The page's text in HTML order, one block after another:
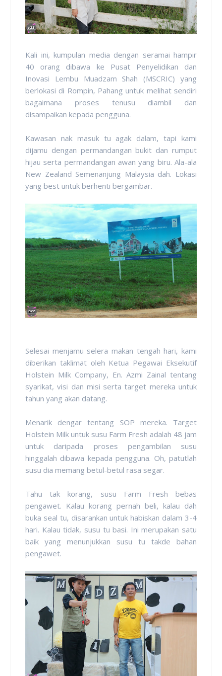
Kali ini, kumpulan media dengan seramai hampir
40 orang dibawa ke Pusat Penyelidikan dan
Inovasi Lembu Muadzam Shah (MSCRIC) yang
berlokasi di Rompin, Pahang untuk melihat sendiri
bagaimana proses tenusu diambil dan
disampaikan kepada pengguna.
Kawasan nak masuk tu agak dalam, tapi kami
dijamu dengan permandangan bukit dan rumput
hijau serta permandangan awan yang biru. Ala-ala
New Zealand Semenanjung Malaysia dah. Lokasi
yang best untuk berhenti bergambar.
Selesai menjamu selera makan tengah hari, kami
diberikan taklimat oleh Ketua Pegawai Eksekutif
Holstein Milk Company, En. Azmi Zainal tentang
syarikat, visi dan misi serta target mereka untuk
tahun yang akan datang.
Menarik dengar tentang SOP mereka. Target
Holstein Milk untuk susu Farm Fresh adalah 48 jam
untuk daripada proses pengambilan susu
hinggalah dibawa kepada pengguna. Oh, patutlah
susu dia memang betul-betul rasa segar.
Tahu tak korang, susu Farm Fresh bebas
pengawet. Kalau korang pernah beli, kalau dah
buka seal tu, disarankan untuk habiskan dalam 3-4
hari. Kalau tidak, susu tu basi. Ini merupakan satu
baik yang menunjukkan susu tu takde bahan
pengawet.